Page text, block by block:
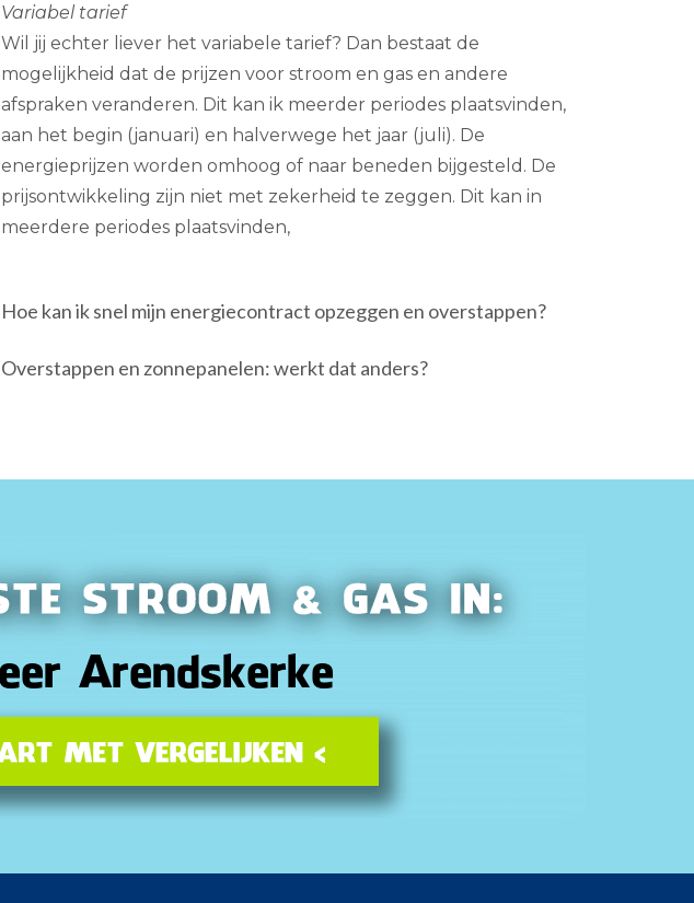
Variabel tarief
Wil jij echter liever het variabele tarief? Dan bestaat de
mogelijkheid dat de prijzen voor stroom en gas en andere
afspraken veranderen. Dit kan ik meerder periodes plaatsvinden,
aan het begin (januari) en halverwege het jaar (juli). De
energieprijzen worden omhoog of naar beneden bijgesteld. De
prijsontwikkeling zijn niet met zekerheid te zeggen. Dit kan in
meerdere periodes plaatsvinden,
Hoe kan ik snel mijn energiecontract opzeggen en overstappen?
Overstappen en zonnepanelen: werkt dat anders?